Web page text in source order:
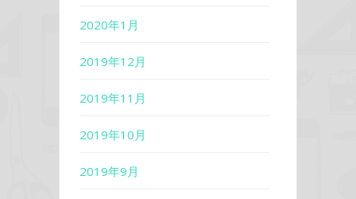
2020年1月
2019年12月
2019年11月
2019年10月
2019年9月